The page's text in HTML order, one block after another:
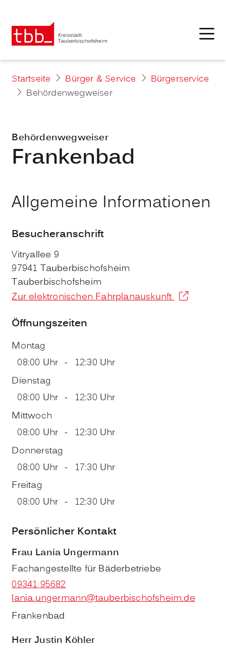
Startseite Bürger & Service
Bürgerservice
Behördenwegweiser
Behördenwegweiser
Frankenbad
Allgemeine Informationen
Besucheranschrift
Vitryallee 9
97941 Tauberbischofsheim
Tauberbischofsheim
Zur elektronischen Fahrplanauskunft
Öffnungszeiten
Montag
08:00 Uhr - 12:30 Uhr
Dienstag
08:00 Uhr - 12:30 Uhr
Mittwoch
08:00 Uhr - 12:30 Uhr
Donnerstag
08:00 Uhr - 17:30 Uhr
Freitag
08:00 Uhr - 12:30 Uhr
Persönlicher Kontakt
Frau Lania Ungermann
Fachangestellte für Bäderbetriebe
09341 95682
lania.ungermann@tauberbischofsheim.de
Frankenbad
HerrJustin Köhler